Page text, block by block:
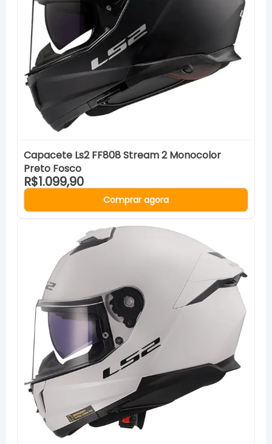
Capacete Ls2 FF808 Stream 2 Monocolor
Preto Fosco
R$1.099,90
Comprar agora